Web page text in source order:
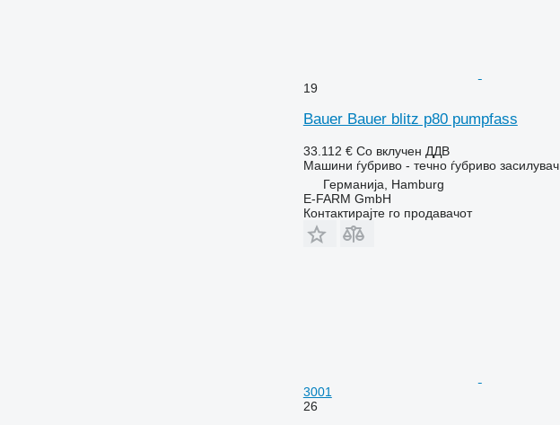
19
Bauer Bauer blitz p80 pumpfass
33.112 € Со вклучен ДДВ
Машини ѓубриво - течно ѓубриво засилувач
Германија, Hamburg
E-FARM GmbH
Контактирајте го продавачот
3001
26